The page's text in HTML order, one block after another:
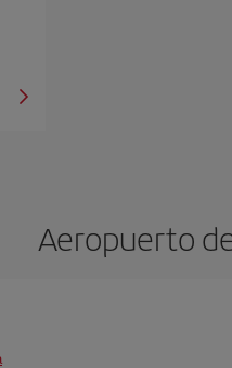
Aeropuerto